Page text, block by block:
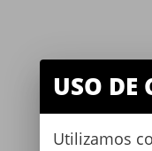
USO DE
Utilizamos